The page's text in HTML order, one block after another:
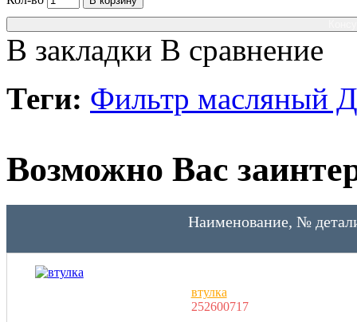
В закладки В сравнение
Теги: Фильтр масляный
Возможно Вас
Наименование, №
втулка
252600717